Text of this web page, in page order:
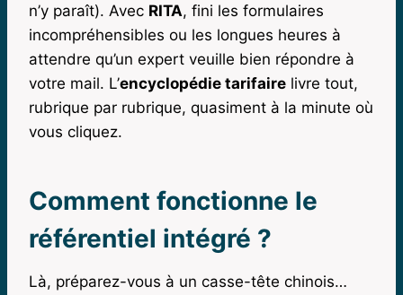
n’y paraît). Avec RITA, fini les formulaires
incompréhensibles ou les longues heures à
attendre qu’un expert veuille bien répondre à
votre mail. L’encyclopédie tarifaire livre tout,
rubrique par rubrique, quasiment à la minute où
vous cliquez.
Comment fonctionne le
référentiel intégré ?
Là, préparez-vous à un casse-tête chinois…